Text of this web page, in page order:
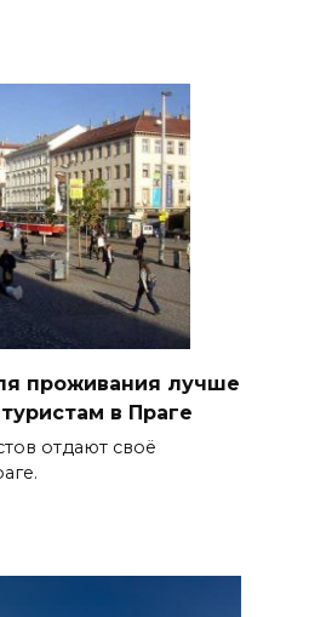
проживания лучше
в Праге
отдают своё